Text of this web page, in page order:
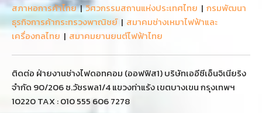
สภาหอการค้าไทย|วิศวกรรมสถานแห่งประเทศไทย | กรมพัฒนา
ธุรกิจการค้ากระทรวงพาณิชย์| สมาคมช่างเหมาไฟฟ้าและ
เครื่องกลไทย | สมาคมยานยนต์ไฟฟ้าไทย
ติดต่อ ฝ่ายงานช่างไฟดอทคอม (ออฟฟิส1) บริษัทเออีซีเอ็นจิเนียริง
จำกัด 90/206 ซ.วัชรพล1/4 แขวงท่าแร้ง เขตบางเขน กรุงเทพฯ
10220 TAX : 010 555 606 7278